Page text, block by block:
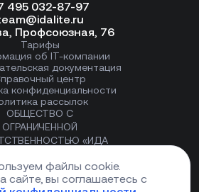
495 032-87-97
Профсоюзная, 76
Тарифы
об IT-компании
документация
центр
конфиденциальности
рассылок
компании
ОБЩЕСТВО С
ОГРАНИЧЕННОЙ
«ИДА
файлы cookie.
сайте, вы соглашаетесь с